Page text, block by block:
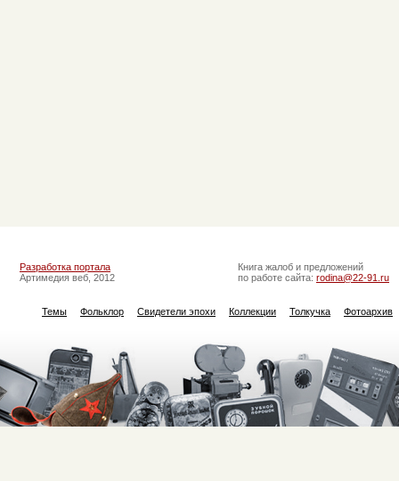
Разработка портала
Артимедия веб, 2012
Книга жалоб и предложений
по работе сайта: rodina@22-91.ru
Темы Фольклор Свидетели эпохи Коллекции Толкучка Фотоархив